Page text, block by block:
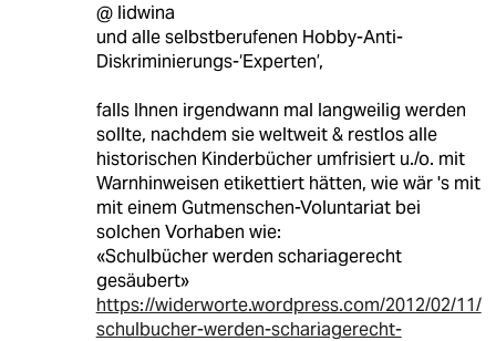
@ lidwina
und alle selbstberufenen Hobby-Anti-
Diskriminierungs-‘Experten’,
falls Ihnen irgendwann mal langweilig werden
sollte, nachdem sie weltweit & restlos alle
historischen Kinderbücher umfrisiert u./o. mit
Warnhinweisen etikettiert hätten, wie wär 's mit
mit einem Gutmenschen-Voluntariat bei
solchen Vorhaben wie:
«Schulbücher werden schariagerecht
gesäubert»
https://widerworte.wordpress.com/2012/02/11/
schulbucher-werden-schariagerecht-